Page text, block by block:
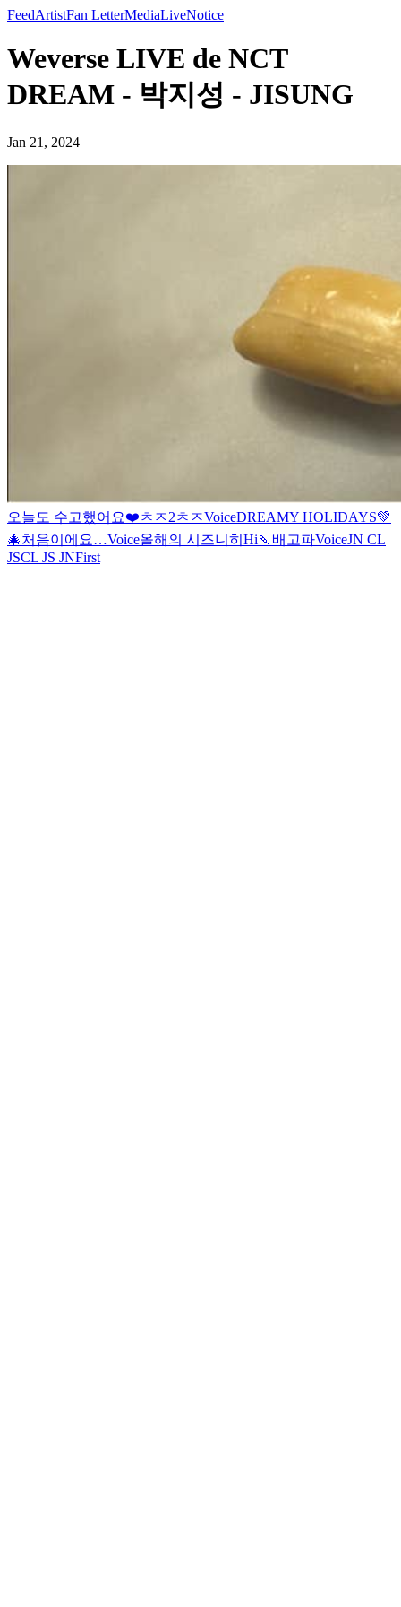
FeedArtistFan LetterMediaLiveNotice
Weverse LIVE de NCT
DREAM - 박지성 - JISUNG
Jan 21, 2024
오늘도 수고했어요❤️ㅊㅈ2ㅊㅈVoiceDREAMY HOLIDAYS💚
🎄처음이에요…Voice올해의 시즈니 히 Hi🍡 배고파VoiceJN CL
JSCL JS JNFirst